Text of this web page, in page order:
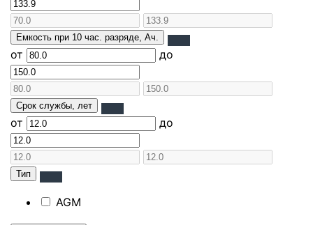
Емкость при 10 час. разряде, Ач.
от до
Срок службы, лет
от до
Тип
AGM